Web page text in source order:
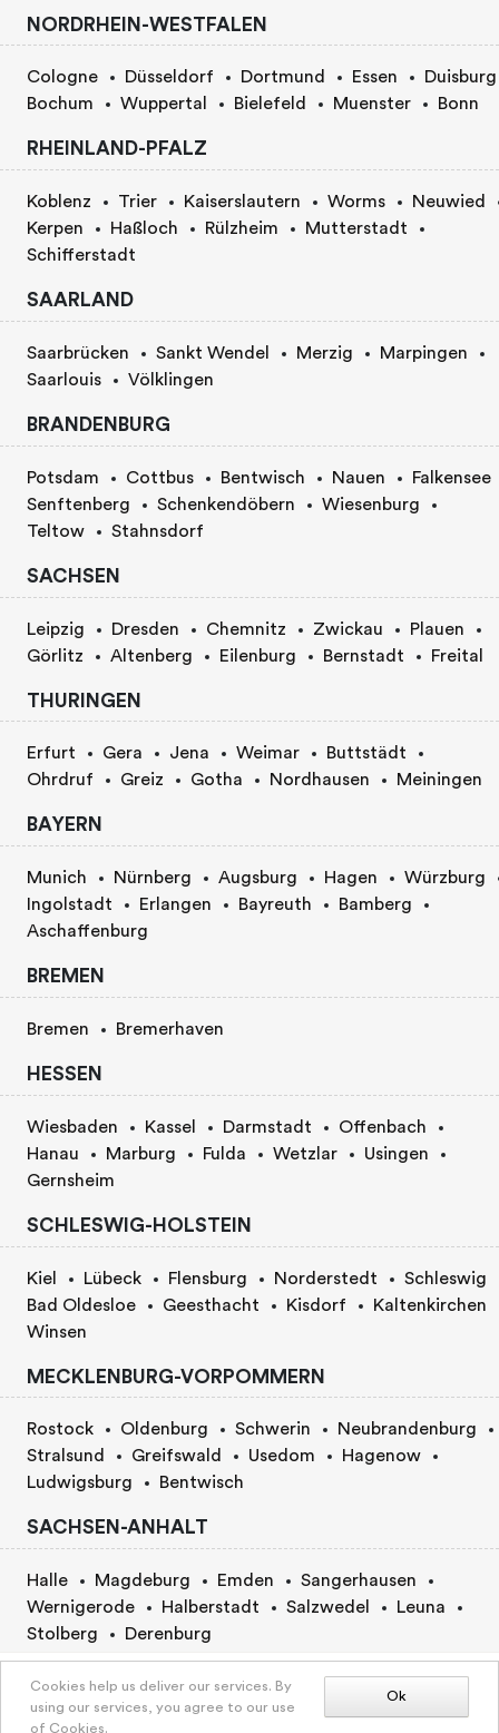
activityView.bookingRequest.selectPackage
NORDRHEIN-WESTFALEN
Cologne Düsseldorf Dortmund Essen
Duisburg
Bochum
Wuppertal Bielefeld Muenster Bonn
RHEINLAND-PFALZ
Koblenz Trier Kaiserslautern Worms
Neuwied
Kerpen
Haßloch Rülzheim
Mutterstadt
Schifferstadt
SAARLAND
Saarbrücken Sankt Wendel Merzig
Marpingen
Saarlouis
Völklingen
BRANDENBURG
Potsdam Cottbus Bentwisch Nauen
Falkensee
Senftenberg
Schenkendöbern
Wiesenburg
Teltow
Stahnsdorf
SACHSEN
Leipzig Dresden Chemnitz Zwickau
Plauen
Görlitz
Altenberg Eilenburg Bernstadt Freital
THURINGEN
Erfurt Gera Jena Weimar
Buttstädt
Ohrdruf
Greiz Gotha Nordhausen Meiningen
BAYERN
Munich Nürnberg Augsburg Hagen
Würzburg
Ingolstadt
Erlangen Bayreuth
Bamberg
Aschaffenburg
BREMEN
Bremen Bremerhaven
HESSEN
Wiesbaden Kassel Darmstadt
Offenbach
Hanau
Marburg Fulda Wetzlar
Usingen
Gernsheim
SCHLESWIG-HOLSTEIN
Kiel Lübeck Flensburg Norderstedt
Schleswig
Bad Oldesloe
Geesthacht Kisdorf
Kaltenkirchen
Winsen
MECKLENBURG-VORPOMMERN
Rostock Oldenburg Schwerin
Neubrandenburg
Stralsund
Greifswald Usedom
Hagenow
Ludwigsburg
Bentwisch
SACHSEN-ANHALT
Halle Magdeburg Emden
Sangerhausen
Wernigerode
Halberstadt Salzwedel
Leuna
Stolberg
Derenburg
BERLIN
Ok
Cookies help us deliver our services. By
using our services, you agree to our use
of Cookies.